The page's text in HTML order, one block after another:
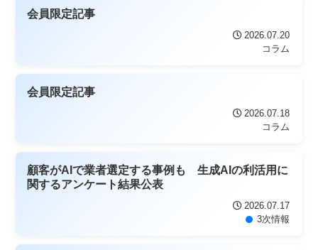
会員限定記事
2026.07.20
コラム
会員限定記事
2026.07.18
コラム
顧客がAIで業者選定する事例も 生成AIの利活用に
関するアンケート結果公表
2026.07.17
3次情報